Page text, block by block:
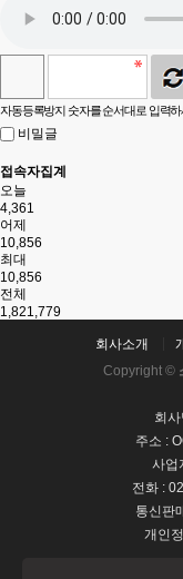
자동등록방지 숫자를 순서대로 입력하
비밀글
접속자집계
오늘
4,361
어제
10,856
최대
10,856
전체
1,821,779
회사소개
Copyright ©
회
주소 :
사업
전화 :
통신판
개인